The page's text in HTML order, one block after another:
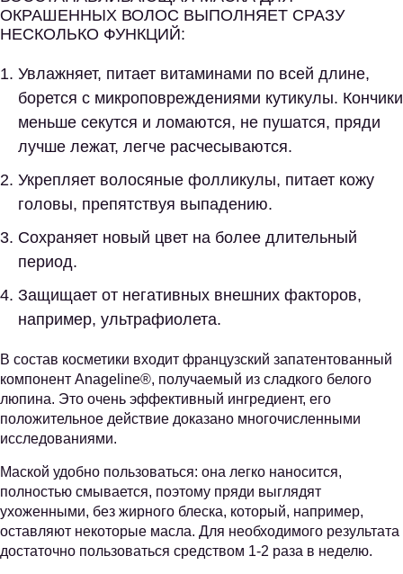
ОКРАШЕННЫХ ВОЛОС ВЫПОЛНЯЕТ СРАЗУ
НЕСКОЛЬКО ФУНКЦИЙ:
Увлажняет, питает витаминами по всей длине,
борется с микроповреждениями кутикулы. Кончики
меньше секутся и ломаются, не пушатся, пряди
лучше лежат, легче расчесываются.
Укрепляет волосяные фолликулы, питает кожу
головы, препятствуя выпадению.
Сохраняет новый цвет на более длительный
период.
Защищает от негативных внешних факторов,
например, ультрафиолета.
В состав косметики входит французский запатентованный
компонент Anageline®, получаемый из сладкого белого
люпина. Это очень эффективный ингредиент, его
положительное действие доказано многочисленными
исследованиями.
Маской удобно пользоваться: она легко наносится,
полностью смывается, поэтому пряди выглядят
ухоженными, без жирного блеска, который, например,
оставляют некоторые масла. Для необходимого результата
достаточно пользоваться средством 1-2 раза в неделю.